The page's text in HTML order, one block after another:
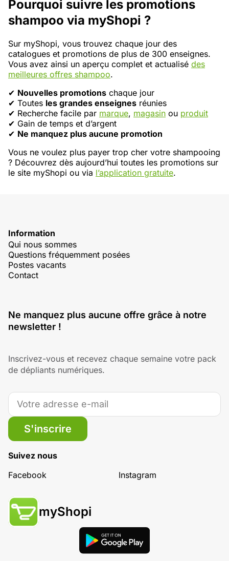
Pourquoi suivre les promotions
shampoo via myShopi ?
Sur myShopi, vous trouvez chaque jour des
catalogues et promotions de plus de 300 enseignes.
Vous avez ainsi un aperçu complet et actualisé des
meilleures offres shampoo.
✔ Nouvelles promotions chaque jour
✔ Toutes les grandes enseignes réunies
✔ Recherche facile par marque, magasin ou produit
✔ Gain de temps et d’argent
✔ Ne manquez plus aucune promotion
Vous ne voulez plus payer trop cher votre shampooing
? Découvrez dès aujourd’hui toutes les promotions sur
le site myShopi ou via l’application gratuite.
Information
Qui nous sommes
Questions fréquemment posées
Postes vacants
Contact
Ne manquez plus aucune offre grâce à notre
newsletter !
Inscrivez-vous et recevez chaque semaine votre pack
de dépliants numériques.
S'inscrire
Suivez nous
Facebook
Instagram
myShopi